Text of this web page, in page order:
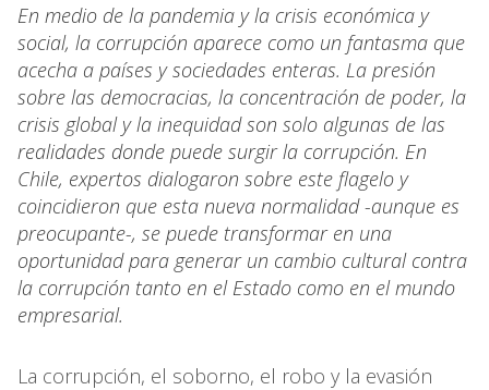
En medio de la pandemia y la crisis económica y
social, la corrupción aparece como un fantasma que
acecha a países y sociedades enteras. La presión
sobre las democracias, la concentración de poder, la
crisis global y la inequidad son solo algunas de las
realidades donde puede surgir la corrupción. En
Chile, expertos dialogaron sobre este flagelo y
coincidieron que esta nueva normalidad -aunque es
preocupante-, se puede transformar en una
oportunidad para generar un cambio cultural contra
la corrupción tanto en el Estado como en el mundo
empresarial.
La corrupción, el soborno, el robo y la evasión